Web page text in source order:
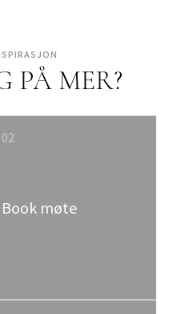
PÅ MER?
02
Book møte